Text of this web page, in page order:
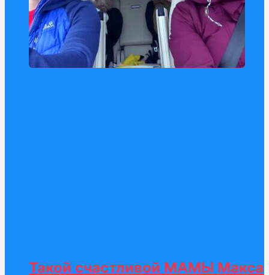
Такой счастливой МАМЫ Макса